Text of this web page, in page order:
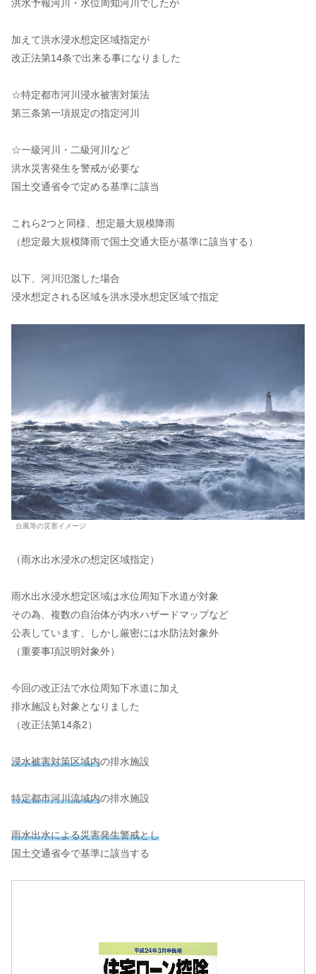
洪水予報河川・水位周知河川でしたが
加えて洪水浸水想定区域指定が
改正法第14条で出来る事になりました
☆特定都市河川浸水被害対策法
第三条第一項規定の指定河川
☆一級河川・二級河川など
洪水災害発生を警戒が必要な
国土交通省令で定める基準に該当
これら2つと同様、想定最大規模降雨
（想定最大規模降雨で国土交通大臣が基準に該当する）
以下、河川氾濫した場合
浸水想定される区域を洪水浸水想定区域で指定
台風等の災害イメージ
（雨水出水浸水の想定区域指定）
雨水出水浸水想定区域は水位周知下水道が対象
その為、複数の自治体が内水ハザードマップなど
公表しています、しかし厳密には水防法対象外
（重要事項説明対象外）
今回の改正法で水位周知下水道に加え
排水施設も対象となりました
（改正法第14条2）
浸水被害対策区域内の排水施設
特定都市河川流域内の排水施設
雨水出水による災害発生警戒とし
国土交通省令で基準に該当する